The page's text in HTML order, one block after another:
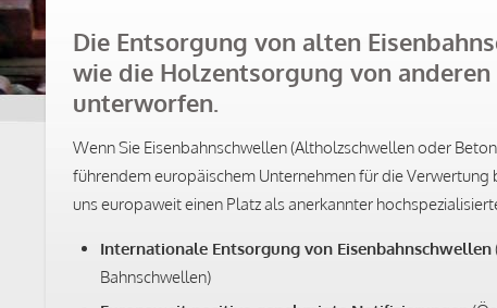
Die Entsorgung von alten
wie die Holzentsorgung von
unterworfen.
Wenn Sie Eisenbahnschwellen (Altholzschwellen oder
führendem europäischem Unternehmen für die
uns europaweit einen Platz als anerkannter
Internationale Entsorgung von Eisenbahnschwellen
Bahnschwellen)